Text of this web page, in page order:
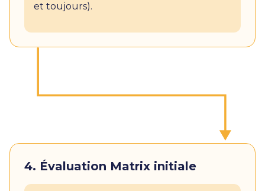
et toujours).
4. Évaluation Matrix initiale